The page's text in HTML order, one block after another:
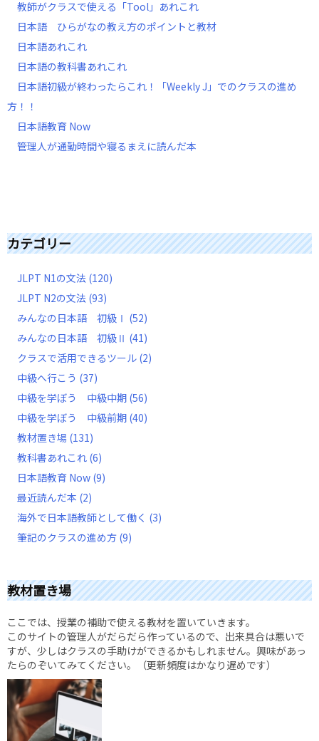
教師がクラスで使える「Tool」あれこれ
日本語 ひらがなの教え方のポイントと教材
日本語あれこれ
日本語の教科書あれこれ
日本語初級が終わったらこれ！「Weekly J」でのクラスの進め
方！！
日本語教育 Now
管理人が通勤時間や寝るまえに読んだ本
カテゴリー
JLPT N1の文法 (120)
JLPT N2の文法 (93)
みんなの日本語 初級Ⅰ (52)
みんなの日本語 初級Ⅱ (41)
クラスで活用できるツール (2)
中級へ行こう (37)
中級を学ぼう 中級中期 (56)
中級を学ぼう 中級前期 (40)
教材置き場 (131)
教科書あれこれ (6)
日本語教育 Now (9)
最近読んだ本 (2)
海外で日本語教師として働く (3)
筆記のクラスの進め方 (9)
教材置き場
ここでは、授業の補助で使える教材を置いていきます。
このサイトの管理人がだらだら作っているので、出来具合は悪いで
すが、少しはクラスの手助けができるかもしれません。興味があっ
たらのぞいてみてください。（更新頻度はかなり遅めです）